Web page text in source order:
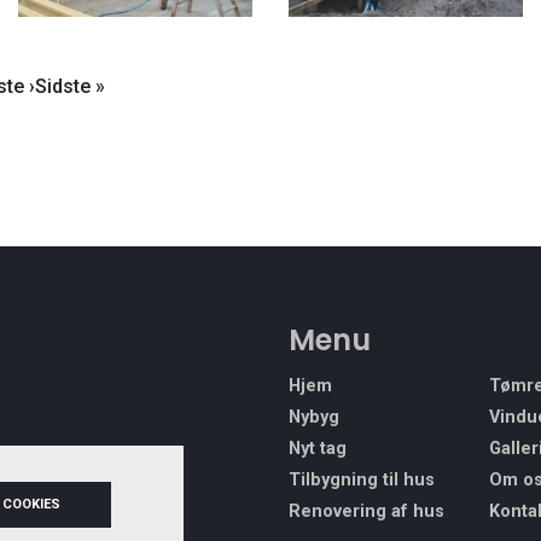
›Sidste
Sidste »
Menu
Hjem
Nybyg
Nyt tag
Tilbygning til hus
Renovering af hus
Om